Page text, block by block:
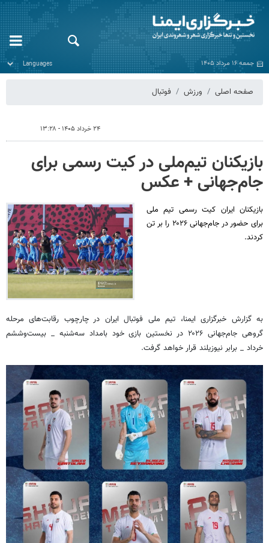
جمعه ۱۶ مرداد ۱۴۰۵
صفحه اصلی ورزش فوتبال
۲۴ خرداد ۱۴۰۵ - ۱۳:۲۸
بازیکنان تیم‌ملی در کیت رسمی برای
جام‌جهانی + عکس
بازیکنان ایران کیت رسمی تیم ملی
برای حضور در جام‌جهانی ۲۰۲۶ را بر تن
کردند.
به گزارش خبرگزاری ایمنا، تیم ملی فوتبال ایران در چارچوب رقابت‌های مرحله
گروهی جام‌جهانی ۲۰۲۶ در نخستین بازی خود بامداد سه‌شنبه _ بیست‌وششم
خرداد _ برابر نیوزیلند قرار خواهد گرفت.